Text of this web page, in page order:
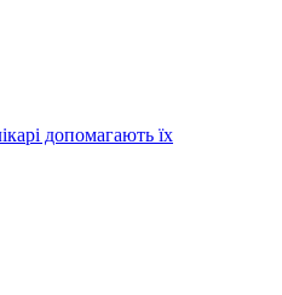
допомагають їх